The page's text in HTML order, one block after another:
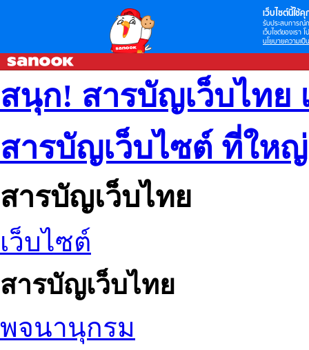
เว็บไซต์นี้ใช้คุ
รับประสบการณ์
เว็บไซต์ของเรา
นโยบายความเป็
สนุก! สารบัญเว็บไทย
สารบัญเว็บไซต์ ที่ให
สารบัญเว็บไทย
เว็บไซต์
สารบัญเว็บไทย
พจนานุกรม